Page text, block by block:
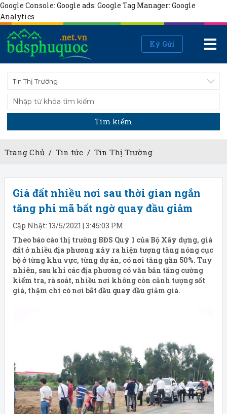
Google Console: Google ads: Google Tag Manager: Google
Analytics
Ký Gửi
Tin Thị Trường
Tìm kiếm
Trang Chủ/ Tin tức/ Tin Thị Trường
Giá đất nhiều nơi sau thời gian ngắn
tăng phi mã bất ngờ quay đầu giảm
Cập Nhật: 13/5/2021 | 3:45:03 PM
Theo báo cáo thị trường BĐS Quý 1 của Bộ Xây dựng, giá
đất ở nhiều địa phương xảy ra hiện tượng tăng nóng cục
bộ ở từng khu vực, từng dự án, có nơi tăng gần 50%. Tuy
nhiên, sau khi các địa phương có văn bản tăng cường
kiểm tra, rà soát, nhiều nơi không còn cảnh tượng sốt
giá, thậm chí có nơi bắt đầu quay đầu giảm giá.